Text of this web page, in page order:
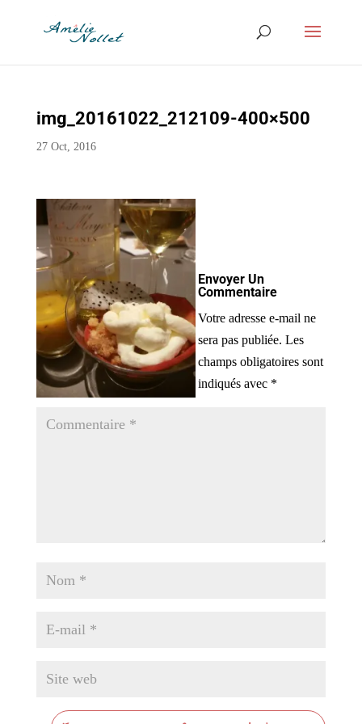
img_20161022_212109-400×500
27 Oct, 2016
Envoyer Un
Commentaire
Votre adresse e-mail ne
sera pas publiée. Les
champs obligatoires sont
indiqués avec *